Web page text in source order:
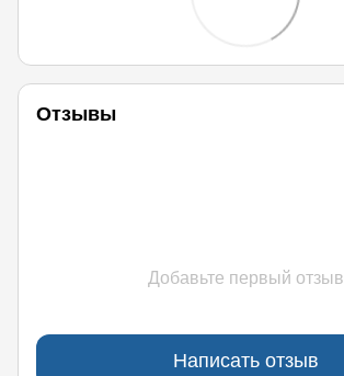
Отзывы
Добавьте первый отзыв
Написать отзыв